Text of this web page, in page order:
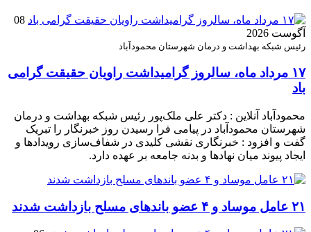
08
آگوست 2026
رئیس شبکه بهداشت و درمان شهرستان محمودآباد
۱۷ مرداد ماه، سالروز گرامیداشت راویان حقیقت گرامی
باد
محمودآباد آنلاین : دکتر علی ملک‌پور رئیس شبکه بهداشت و درمان
شهرستان محمودآباد در پیامی فرا رسیدن روز خبرنگار را تبریک
گفت و افزود : خبرنگاری نقشی کلیدی در شفاف‌سازی رویدادها و
ایجاد پیوند میان نهادها و بدنه جامعه بر عهده دارد.
۲۱ عامل موساد و ۴ عضو باند‌های مسلح بازداشت شدند